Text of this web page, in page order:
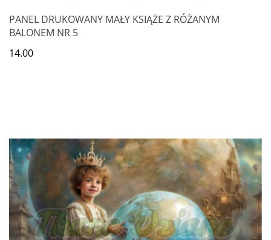
PANEL DRUKOWANY MAŁY KSIĄŻE Z RÓŻANYM
BALONEM NR 5
14.00